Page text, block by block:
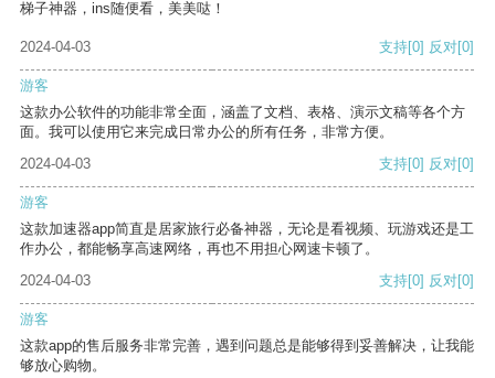
梯子神器，ins随便看，美美哒！
2024-04-03 支持[0] 反对[0]
游客
这款办公软件的功能非常全面，涵盖了文档、表格、演示文稿等各个方
面。我可以使用它来完成日常办公的所有任务，非常方便。
2024-04-03
支持[0] 反对[0]
游客
这款加速器app简直是居家旅行必备神器，无论是看视频、玩游戏还是工
作办公，都能畅享高速网络，再也不用担心网速卡顿了。
2024-04-03
支持[0] 反对[0]
游客
这款app的售后服务非常完善，遇到问题总是能够得到妥善解决，让我能
够放心购物。